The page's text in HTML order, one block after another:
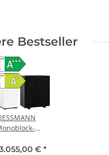
Bestseller
252-A,
€ *